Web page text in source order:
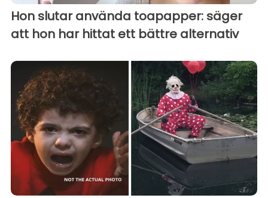
Hon slutar använda toapapper: säger
att hon har hittat ett bättre alternativ